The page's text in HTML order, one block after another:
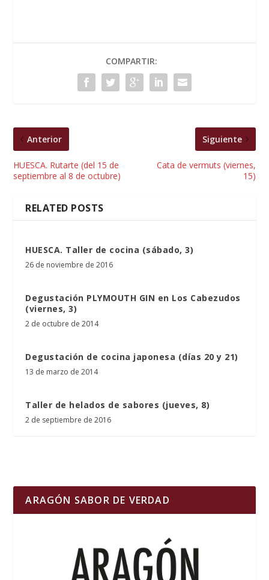
COMPARTIR:
Anterior
HUESCA. Rutarte (del 15 de
septiembre al 8 de octubre)
Siguiente
Cata de vermuts (viernes,
15)
RELATED POSTS
HUESCA. Taller de cocina (sábado, 3)
26 de noviembre de 2016
Degustación PLYMOUTH GIN en Los Cabezudos
(viernes, 3)
2 de octubre de 2014
Degustación de cocina japonesa (días 20 y 21)
13 de marzo de 2014
Taller de helados de sabores (jueves, 8)
2 de septiembre de 2016
ARAGÓN SABOR DE VERDAD